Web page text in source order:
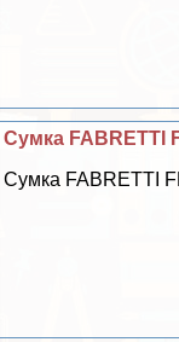
Сумка FABRETTI
Сумка FABRETTI